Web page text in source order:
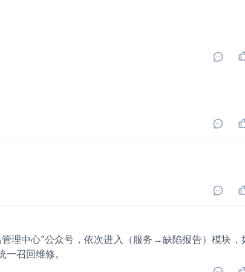
理中心”公众号，依次进入（服务→缺陷报告）模块，
召回维修。